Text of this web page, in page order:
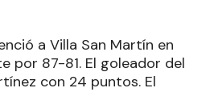
a Villa San Martín en
por 87-81. El goleador del
con 24 puntos. El